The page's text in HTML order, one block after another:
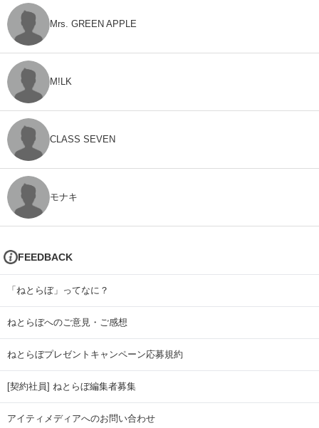
Mrs. GREEN APPLE
M!LK
CLASS SEVEN
モナキ
FEEDBACK
「ねとらぼ」ってなに？
ねとらぼへのご意見・ご感想
ねとらぼプレゼントキャンペーン応募規約
[契約社員] ねとらぼ編集者募集
アイティメディアへのお問い合わせ